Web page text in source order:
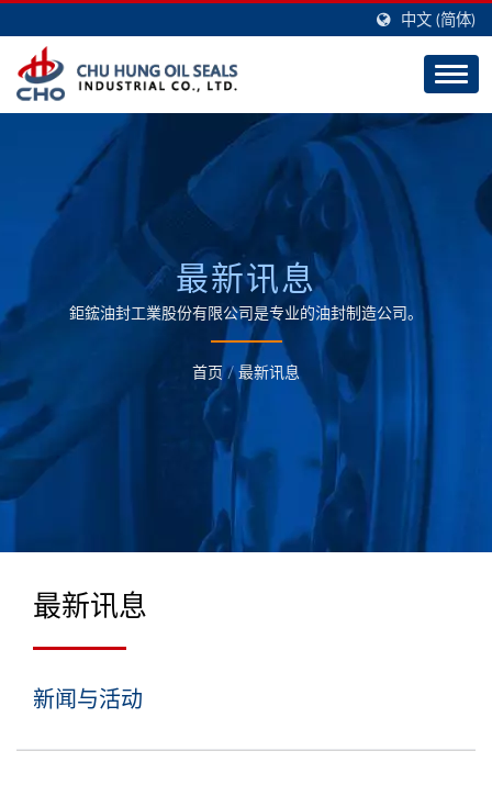
中文 (简体)
最新讯息
鉅鋐油封工業股份有限公司是专业的油封制造公司。
首页 / 最新讯息
最新讯息
新闻与活动